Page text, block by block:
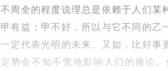
不周全的程度说理总是依赖于人们某
甲有益；甲不好，所以与它不同的
一定代表光明的未来。又如，比好
定势会不知不觉地影响人们的推论